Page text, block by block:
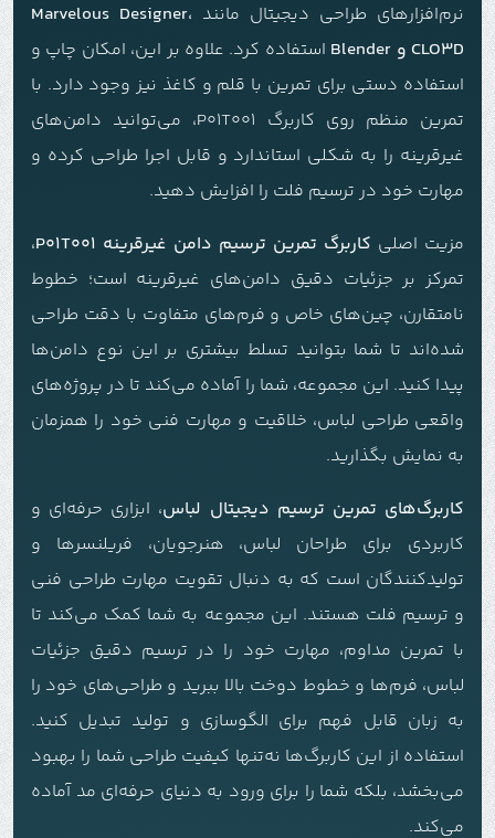
نرم‌افزارهای طراحی دیجیتال مانند Marvelous Designer،
CLO3D و Blender
استفاده کرد. علاوه بر این، امکان چاپ و
استفاده دستی برای تمرین با قلم و کاغذ نیز وجود دارد. با
تمرین منظم روی کاربرگ P01T001، می‌توانید دامن‌های
غیرقرینه را به شکلی استاندارد و قابل اجرا طراحی کرده و
مهارت خود در ترسیم فلت را افزایش دهید.
مزیت اصلی کاربرگ تمرین ترسیم دامن غیرقرینه P01T001
،
تمرکز بر جزئیات دقیق دامن‌های غیرقرینه است؛ خطوط
نامتقارن، چین‌های خاص و فرم‌های متفاوت با دقت طراحی
شده‌اند تا شما بتوانید تسلط بیشتری بر این نوع دامن‌ها
پیدا کنید. این مجموعه، شما را آماده می‌کند تا در پروژه‌های
واقعی طراحی لباس، خلاقیت و مهارت فنی خود را همزمان
به نمایش بگذارید.
کاربرگ‌های تمرین ترسیم دیجیتال لباس، ابزاری حرفه‌ای و
کاربردی برای طراحان لباس، هنرجویان، فریلنسرها و
تولیدکنندگان است که به دنبال تقویت مهارت طراحی فنی
و ترسیم فلت هستند. این مجموعه به شما کمک می‌کند تا
با تمرین مداوم، مهارت خود را در ترسیم دقیق جزئیات
لباس، فرم‌ها و خطوط دوخت بالا ببرید و طراحی‌های خود را
به زبان قابل فهم برای الگوسازی و تولید تبدیل کنید.
استفاده از این کاربرگ‌ها نه‌تنها کیفیت طراحی شما را بهبود
می‌بخشد، بلکه شما را برای ورود به دنیای حرفه‌ای مد آماده
می‌کند.